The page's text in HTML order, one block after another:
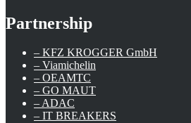
Partnership
– KFZ KROGGER GmbH
– Viamichelin
– OEAMTC
– GO MAUT
– ADAC
– IT BREAKERS